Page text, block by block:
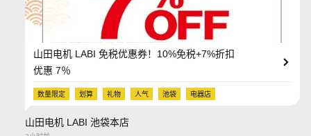
山田电机 LABI 免税优惠券！10%免税+7%折扣
优惠 7％
数量限定 划算 礼物 人气 池袋 电器店
山田电机 LABI 池袋本店